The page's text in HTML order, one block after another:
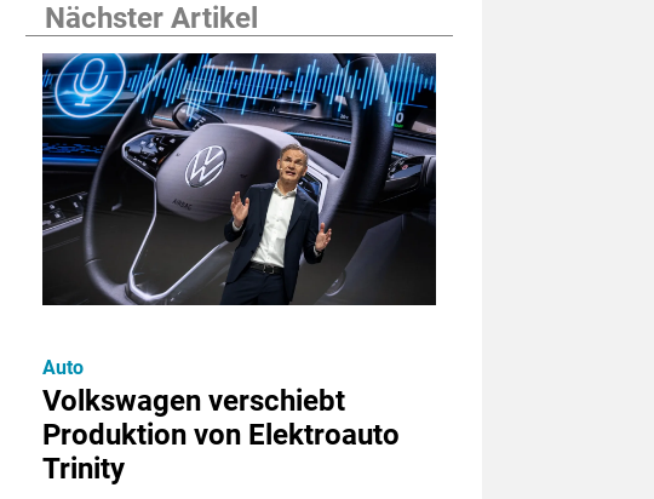
Nächster Artikel
Volkswagen verschiebt
Produktion von Elektroauto
Trinity
Auto